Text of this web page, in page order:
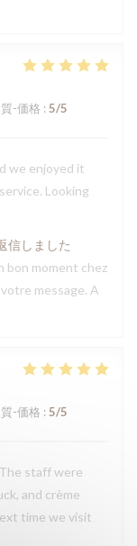
-価格 : 5/5
we enjoyed it
Looking
信しました
bon moment chez
message. A
-価格 : 5/5
staff were
and crème
time we visit